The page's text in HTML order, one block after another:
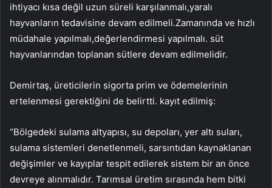
ihtiyacı kısa değil uzun süreli karşılanmalı,yaralı
hayvanların tedavisine devam edilmeli.Zamanında ve hızlı
müdahale yapılmalı,değerlendirmesi yapılmalı. süt
hayvanlarından toplanan sütlere devam edilmelidir.
Demirtaş, üreticilerin sigorta prim ve ödemelerinin
ertelenmesi gerektiğini de belirtti. kayıt edilmiş:
“Bölgedeki sulama altyapısı, su depoları, yer altı suları,
sulama sistemleri denetlenmeli, sarsıntıdan kaynaklanan
değişimler ve kayıplar tespit edilerek sistem bir an önce
devreye alınmalıdır. Tarımsal üretim sırasında hem bitki